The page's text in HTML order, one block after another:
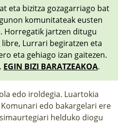
eta bizitza gozagarriago bat
komunitateak eusten
Horregatik jartzen ditugu
Lurrari begiratzen eta
eta gehiago izan gaitezen.
EGIN BIZI BARATZEAKOA.
edo iroldegia. Luartokia
edo bakargelari ere
helduko diogu